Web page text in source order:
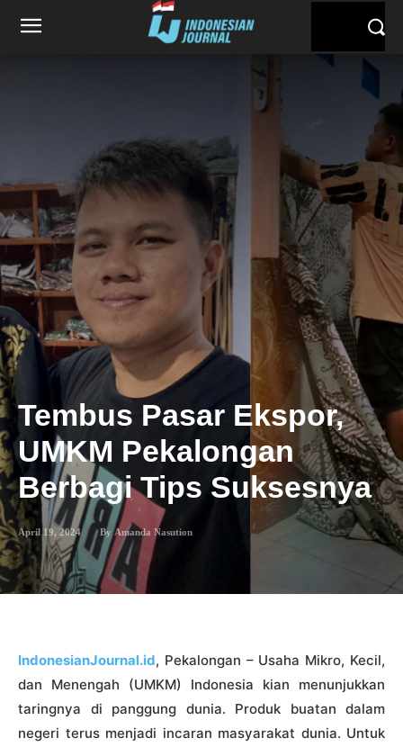
Tembus Pasar Ekspor,
UMKM Pekalongan
Berbagi Tips Suksesnya
April 19, 2024 By Amanda Nasution
IndonesianJournal.id, Pekalongan – Usaha Mikro, Kecil,
dan Menengah (UMKM) Indonesia kian menunjukkan
taringnya di panggung dunia. Produk buatan dalam
negeri terus menjadi incaran masyarakat dunia. Untuk